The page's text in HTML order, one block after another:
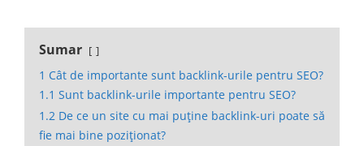
Sumar
1 Cât de importante sunt backlink-urile pentru SEO?
1.1 Sunt backlink-urile importante pentru SEO?
1.2 De ce un site cu mai puține backlink-uri poate să
fie mai bine poziționat?